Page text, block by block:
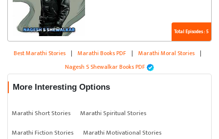
Total Episodes : 5
Best Marathi Stories | Marathi Books PDF | Marathi Moral Stories |
Nagesh S Shewalkar Books PDF
More Interesting Options
Marathi Short Stories
Marathi Spiritual Stories
Marathi Fiction Stories
Marathi Motivational Stories